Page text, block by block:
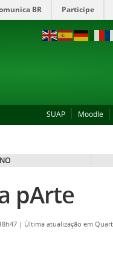
BR Participe
SUAP Moodle
pArte
| Última atualização em